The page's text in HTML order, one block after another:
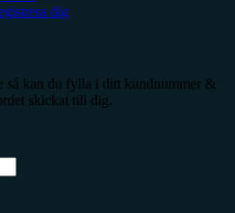
dig
så kan du fylla i ditt kundnummer &
skickat till dig.